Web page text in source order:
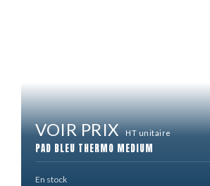
VOIR PRIX HT unitaire
PAD BLEU THERMO MEDIUM
En stock